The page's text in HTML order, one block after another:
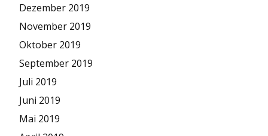
Dezember 2019
November 2019
Oktober 2019
September 2019
Juli 2019
Juni 2019
Mai 2019